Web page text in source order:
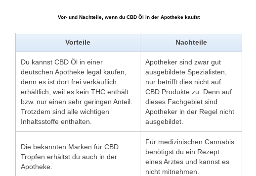
Vor- und Nachteile, wenn du CBD Öl in der Apotheke kaufst
Vorteile Nachteile
Du kannst CBD Öl in einer
deutschen Apotheke legal kaufen,
denn es ist dort frei verkäuflich
erhältlich, weil es kein THC enthält
bzw. nur einen sehr geringen Anteil.
Trotzdem sind alle wichtigen
Inhaltsstoffe enthalten.
Apotheker sind zwar gut
ausgebildete Spezialisten,
nur betrifft dies nicht auf
CBD Produkte zu. Denn auf
dieses Fachgebiet sind
Apotheker in der Regel nicht
ausgebildet.
Die bekannten Marken für CBD
Tropfen erhältst du auch in der
Apotheke.
Für medizinischen Cannabis
benötigst du ein Rezept
eines Arztes und kannst es
nicht mitnehmen.